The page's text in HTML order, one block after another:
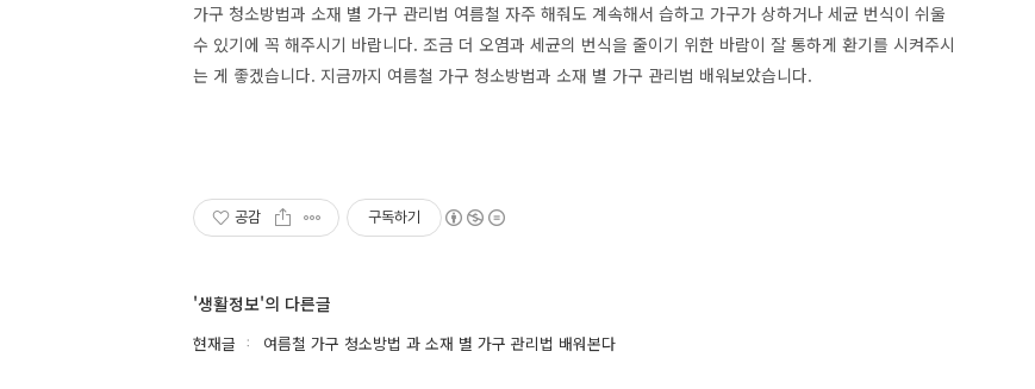
가구 청소방법과 소재 별 가구 관리법 여름철 자주 해줘도 계속해서 습하고 가구가 상하거나 세균 번식이 쉬울
수 있기에 꼭 해주시기 바랍니다. 조금 더 오염과 세균의 번식을 줄이기 위한 바람이 잘 통하게 환기를 시켜주시
는 게 좋겠습니다. 지금까지 여름철 가구 청소방법과 소재 별 가구 관리법 배워보았습니다.
공감 구독하기
'생활정보'의 다른글
현재글 여름철 가구 청소방법 과 소재 별 가구 관리법 배워본다